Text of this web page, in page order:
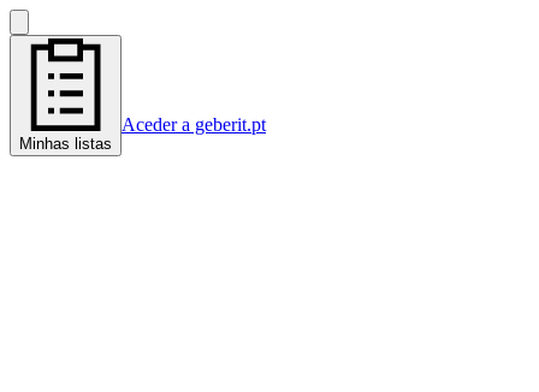
Minhas listas
Aceder a geberit.pt